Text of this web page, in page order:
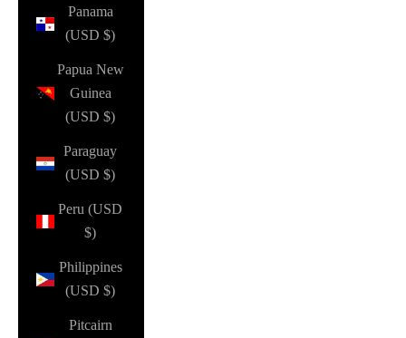
Panama
(USD $)
Papua New
Guinea
(USD $)
Paraguay
(USD $)
Peru (USD
$)
Philippines
(USD $)
Pitcairn